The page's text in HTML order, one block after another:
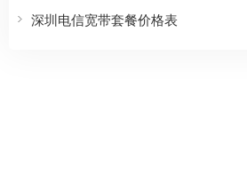
深圳电信宽带套餐价格表